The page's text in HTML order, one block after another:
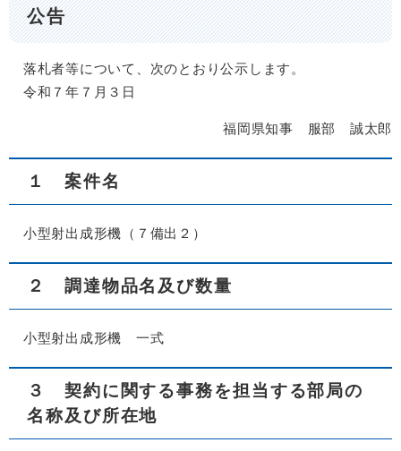
公告
落札者等について、次のとおり公示します。
令和７年７月３日
福岡県知事 服部 誠太郎
１ 案件名
小型射出成形機（７備出２）
２ 調達物品名及び数量
小型射出成形機 一式
３ 契約に関する事務を担当する部局の
名称及び所在地